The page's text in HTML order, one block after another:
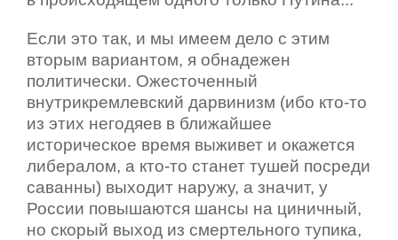
Если это так, и мы имеем дело с этим
вторым вариантом, я обнадежен
политически. Ожесточенный
внутрикремлевский дарвинизм (ибо кто-то
из этих негодяев в ближайшее
историческое время выживет и окажется
либералом, а кто-то станет тушей посреди
саванны) выходит наружу, а значит, у
России повышаются шансы на циничный,
но скорый выход из смертельного тупика,